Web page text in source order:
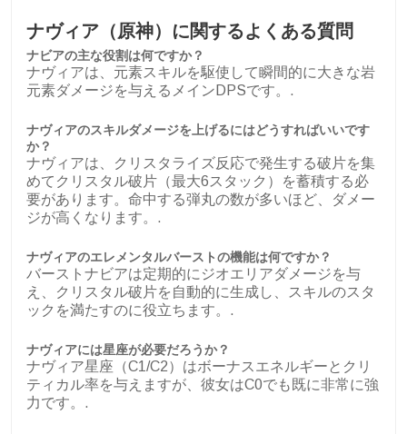
ナヴィア（原神）に関するよくある質問
ナビアの主な役割は何ですか？
ナヴィアは、元素スキルを駆使して瞬間的に大きな岩
元素ダメージを与えるメインDPSです。.
ナヴィアのスキルダメージを上げるにはどうすればいいです
か？
ナヴィアは、クリスタライズ反応で発生する破片を集
めてクリスタル破片（最大6スタック）を蓄積する必
要があります。命中する弾丸の数が多いほど、ダメー
ジが高くなります。.
ナヴィアのエレメンタルバーストの機能は何ですか？
バーストナビアは定期的にジオエリアダメージを与
え、クリスタル破片を自動的に生成し、スキルのスタ
ックを満たすのに役立ちます。.
ナヴィアには星座が必要だろうか？
ナヴィア星座（C1/C2）はボーナスエネルギーとクリ
ティカル率を与えますが、彼女はC0でも既に非常に強
力です。.